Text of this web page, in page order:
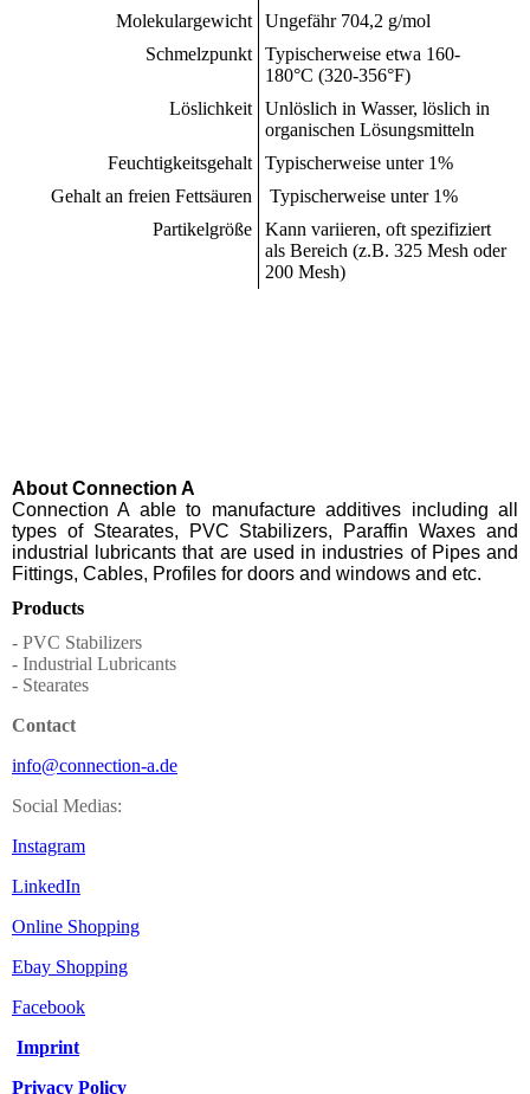
Molekulargewicht
Ungefähr 704,2 g/mol
Schmelzpunkt
Typischerweise etwa 160-
180°C (320-356°F)
Löslichkeit
Unlöslich in Wasser, löslich in
organischen Lösungsmitteln
Feuchtigkeitsgehalt
Typischerweise unter 1%
Gehalt an freien Fettsäuren
Typischerweise unter 1%
Partikelgröße
Kann variieren, oft spezifiziert
als Bereich (z.B. 325 Mesh oder
200 Mesh)
About Connection A
Connection A able to manufacture additives including all
types of Stearates, PVC Stabilizers, Paraffin Waxes and
industrial lubricants that are used in industries of Pipes and
Fittings, Cables, Profiles for doors and windows and etc.
Products
- PVC Stabilizers
- Industrial Lubricants
- Stearates
Contact
info@connection-a.de
Social Medias:
Instagram
LinkedIn
Online Shopping
Ebay Shopping
Facebook
Imprint
Privacy Policy